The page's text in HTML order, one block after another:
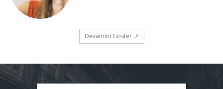
Devamını Göster